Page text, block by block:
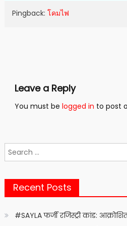
Pingback: โคมไฟ
Leave a Reply
You must be logged in to post
Search
for:
Recent Posts
#SAYLA फर्जी रजिस्ट्री कांड: